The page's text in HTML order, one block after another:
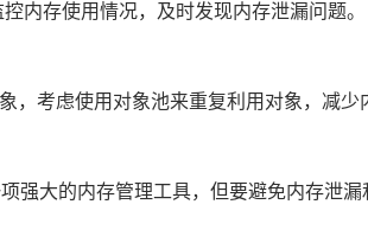
内存使用情况，及时发现内存泄漏问题。
，考虑使用对象池来重复利用对象，减少
强大的内存管理工具，但要避免内存泄